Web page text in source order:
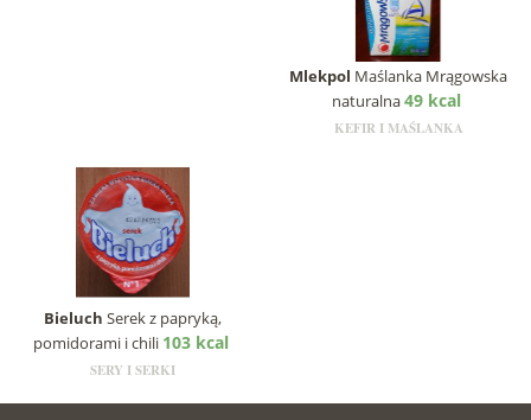
Mlekpol Maślanka Mrągowska
naturalna49 kcal
KEFIR I MAŚLANKA
Bieluch Serek z papryką,
pomidorami i chili 103 kcal
SERY I SERKI